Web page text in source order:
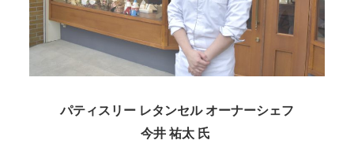
パティスリー レタンセル オーナーシェフ
今井 祐太 氏